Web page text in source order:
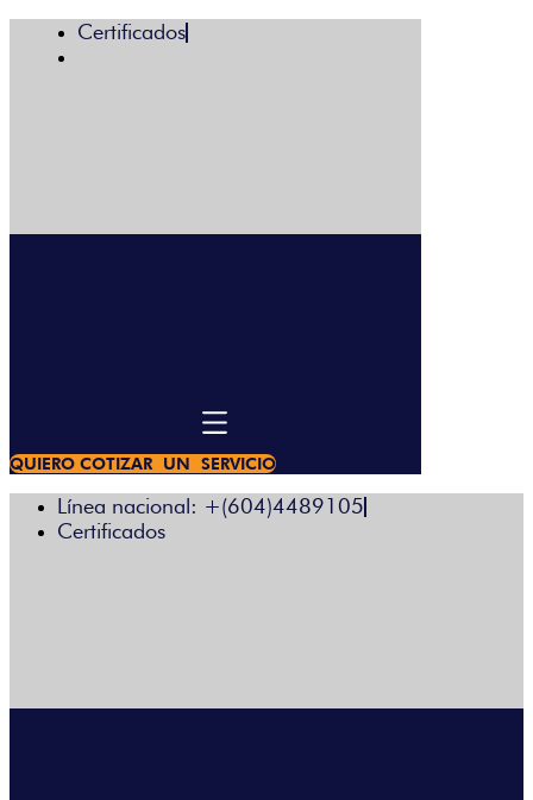
Certificados
Menú
QUIERO COTIZAR UN SERVICIO
Línea nacional: +(604)4489105
Certificados